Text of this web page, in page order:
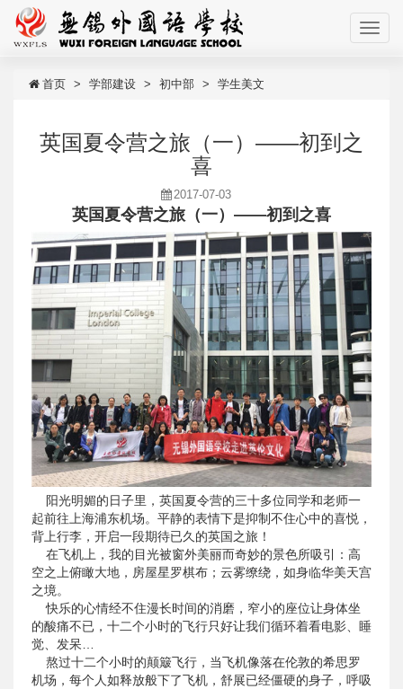
首页 学部建设 初中部 学生美文
英国夏令营之旅（一）——初到之
喜
2017-07-03
英国夏令营之旅（一）——初到之喜
阳光明媚的日子里，英国夏令营的三十多位同学和老师一
起前往上海浦东机场。平静的表情下是抑制不住心中的喜悦，
背上行李，开启一段期待已久的英国之旅！
在飞机上，我的目光被窗外美丽而奇妙的景色所吸引：高
空之上俯瞰大地，房屋星罗棋布；云雾缭绕，如身临华美天宫
之境。
快乐的心情经不住漫长时间的消磨，窄小的座位让身体坐
的酸痛不已，十二个小时的飞行只好让我们循环着看电影、睡
觉、发呆…
熬过十二个小时的颠簸飞行，当飞机像落在伦敦的希思罗
机场，每个人如释放般下了飞机，舒展已经僵硬的身子，呼吸